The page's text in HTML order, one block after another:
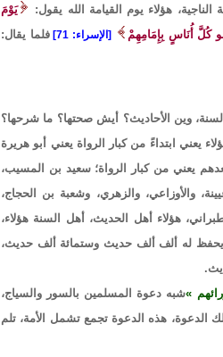
هؤلاء يوم القيامة الله يقول:
يَوْمَ
كُلَّ أُنَاسٍ بِإِمَامِهِمْ [الإسراء: 71]
فلما يقال:
وين الأحاديث؟ أيش صحتها؟ ما شرحها؟
يعني ابتداءً من كبار الرواة يعني أبو هريرة
يعني من كبار الرواة؛ سعيد بن المسيب،
والأوزاعي، والزهري، وشعبة بن الحجاج،
هؤلاء أهل الحديث، أهل السنة هؤلاء،
له ألف ألف حديث وستمائة ألف حديث،
شبه دعوة المسلمين بالسور والسياج،
الدعوة، هذه الدعوة تجمع تشمل الأمة، تلم